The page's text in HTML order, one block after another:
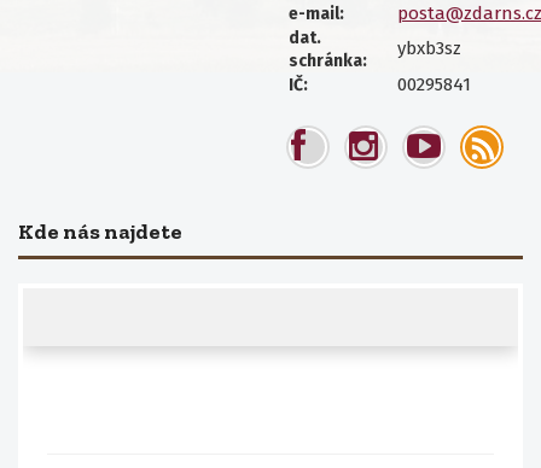
e-mail: posta@zdarns.cz
dat.
schránka:
ybxb3sz
IČ: 00295841
Kde nás najdete